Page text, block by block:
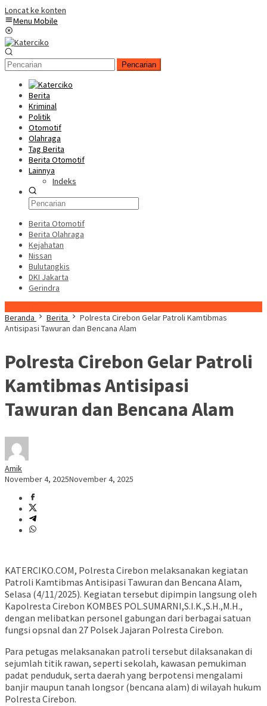
Loncat ke konten
Menu Mobile
Pencarian
Berita
Kriminal
Politik
Otomotif
Olahraga
Tag Berita
Berita Otomotif
Lainnya
Indeks
Berita Otomotif
Berita Olahraga
Kejahatan
Nissan
Bulutangkis
DKI Jakarta
Gerindra
Beranda
Berita
Polresta Cirebon Gelar Patroli Kamtibmas
Antisipasi Tawuran dan Bencana Alam
Polresta Cirebon Gelar Patroli
Kamtibmas Antisipasi
Tawuran dan Bencana Alam
Amik
November 4, 2025November 4, 2025
KATERCIKO.COM, Polresta Cirebon melaksanakan kegiatan
Patroli Kamtibmas Antisipasi Tawuran dan Bencana Alam,
Selasa (4/11/2025). Kegiatan tersebut dipimpin langsung oleh
Kapolresta Cirebon KOMBES POL.SUMARNI,S.I.K.,S.H.,M.H.,
dengan melibatkan personel gabungan dari berbagai satuan
fungsi opsnal dan 27 Polsek Jajaran Polresta Cirebon.
Para petugas melaksanakan patroli tersebut dilaksanakan di
sejumlah titik rawan, seperti sekolah, kawasan pemukiman
padat penduduk, serta daerah yang berpotensi mengalami
banjir maupun tanah longsor (bencana alam) di wilayah hukum
Polresta Cirebon.